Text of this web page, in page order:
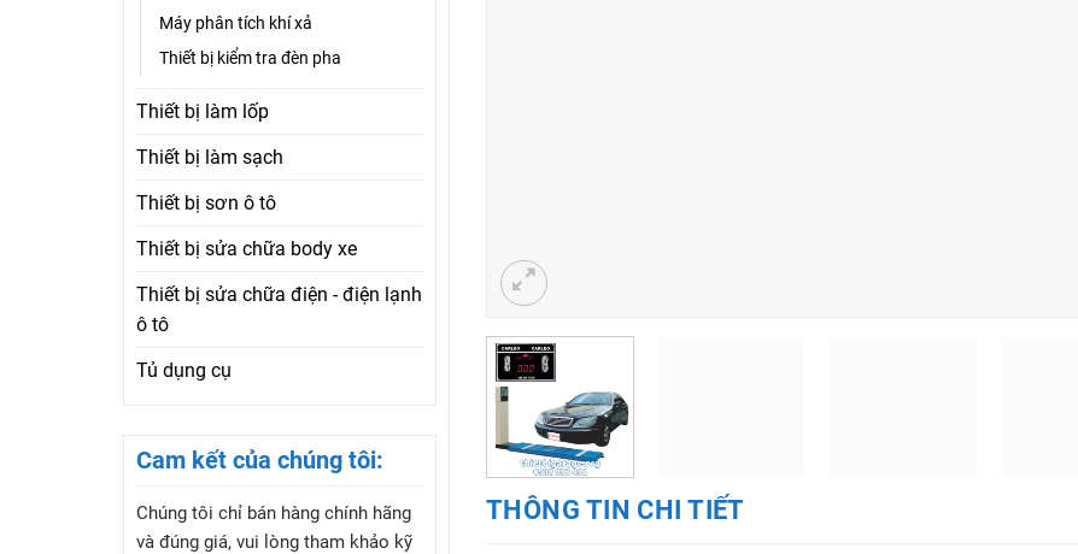
Máy phân tích khí xả
Thiết bị kiểm tra đèn pha
Thiết bị làm lốp
Thiết bị làm sạch
Thiết bị sơn ô tô
Thiết bị sửa chữa body xe
Thiết bị sửa chữa điện - điện lạnh
ô tô
Tủ dụng cụ
Cam kết của chúng tôi:
Chúng tôi chỉ bán hàng chính hãng
và đúng giá, vui lòng tham khảo kỹ
THÔNG TIN CHI TIẾT